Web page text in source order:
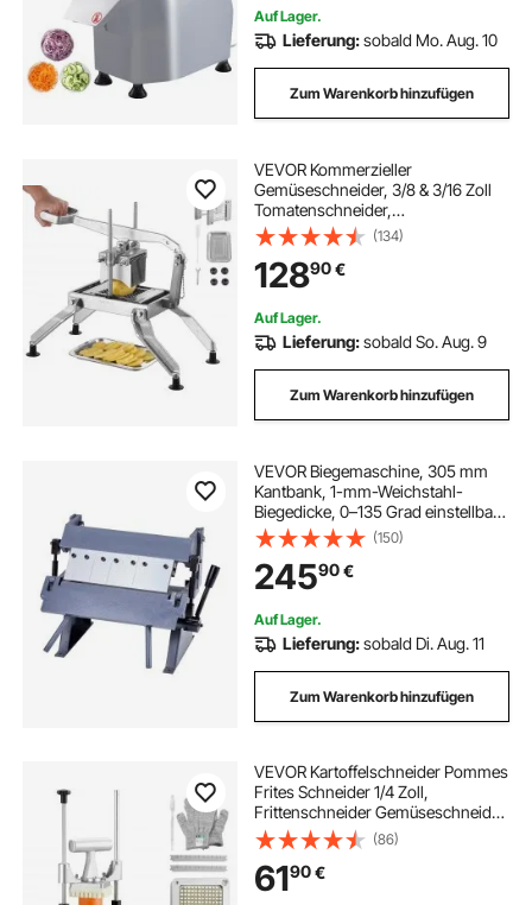
Auf Lager.
Lieferung:sobald Mo. Aug. 10
Zum Warenkorb hinzufügen
VEVOR Kommerzieller
Gemüseschneider, 3/8 & 3/16 Zoll
Tomatenschneider,
Gemüseschneider aus Edelstahl &
Aluminiumlegierung, Manueller
Gemüseschneider, für Tomaten,
Zwiebeln, Kartoffeln
(134)
12890€
Auf Lager.
Lieferung:sobald So. Aug. 9
Zum Warenkorb hinzufügen
VEVOR Biegemaschine, 305 mm
Kantbank, 1-mm-Weichstahl-
Biegedicke, 0–135 Grad einstellbar,
Blechbieger,
Schwenkbiegemaschine mit 5
Fingern, Blechbiegemaschine für
präzises Biegen
(150)
24590€
Auf Lager.
Lieferung:sobald Di. Aug. 11
Zum Warenkorb hinzufügen
VEVOR Kartoffelschneider Pommes
Frites Schneider 1/4 Zoll,
Frittenschneider Gemüseschneider
Kommerzieller Zerkleinerer
Obstschneidemaschine mit 2
Ersatzklingen, Edelstahl Zerhacker
Salat, Früchte
(86)
6190€